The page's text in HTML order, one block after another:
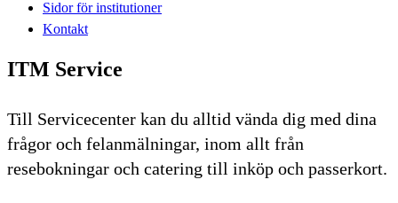
Sidor för institutioner
Kontakt
ITM Service
Till Servicecenter kan du alltid vända dig med dina
frågor och felanmälningar, inom allt från
resebokningar och catering till inköp och passerkort.